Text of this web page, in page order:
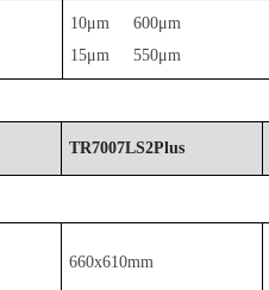
10μm 600μm
15μm 550μm
TR7007LS2Plus
660x610mm